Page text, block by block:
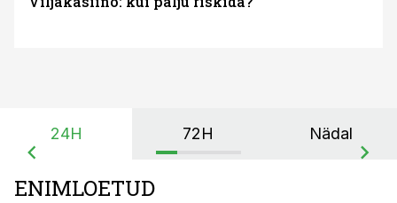
24H 72H Nädal
ENIMLOETUD